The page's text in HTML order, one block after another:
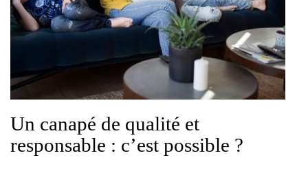
Un canapé de qualité et
responsable : c’est possible ?